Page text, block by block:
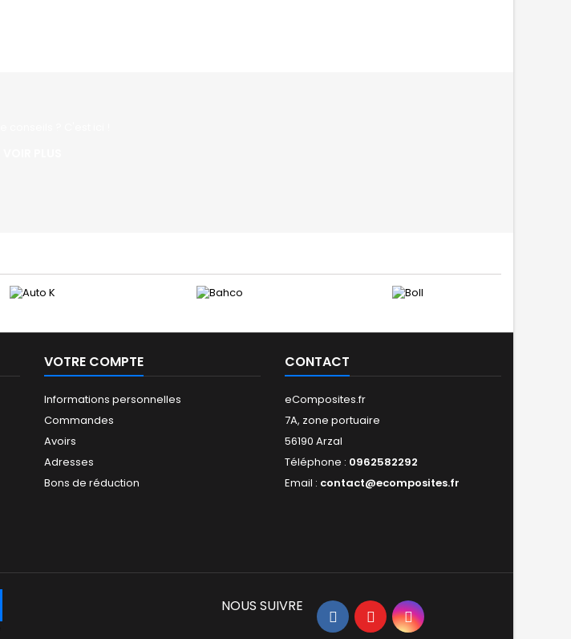
VOTRE COMPTE
Informations personnelles
Commandes
Avoirs
Adresses
Bons de réduction
CONTACT
eComposites.fr
7A, zone portuaire
56190 Arzal
Téléphone : 0962582292
Email : contact@ecomposites.fr
NOUS SUIVRE